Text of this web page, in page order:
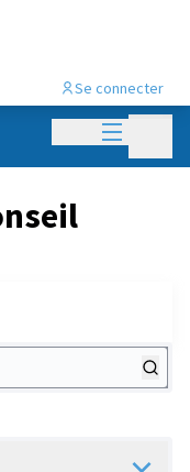
Menu
Se connecter